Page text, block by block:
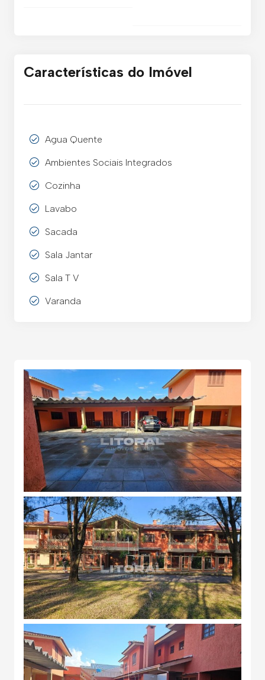
Características do Imóvel
Agua Quente
Ambientes Sociais Integrados
Cozinha
Lavabo
Sacada
Sala Jantar
Sala T V
Varanda